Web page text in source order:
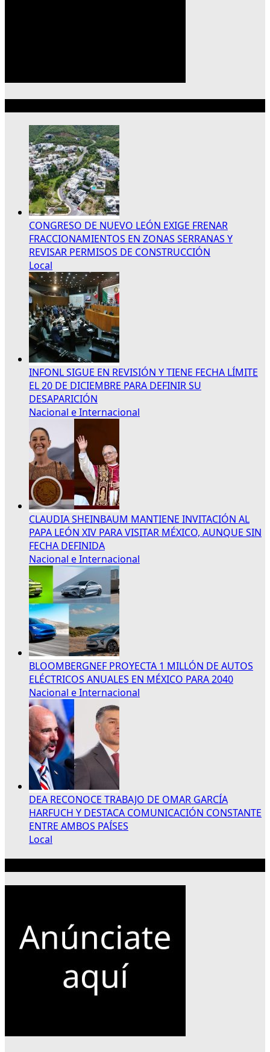
CONGRESO DE NUEVO LEÓN EXIGE FRENAR
FRACCIONAMIENTOS EN ZONAS SERRANAS Y
REVISAR PERMISOS DE CONSTRUCCIÓN
Local
INFONL SIGUE EN REVISIÓN Y TIENE FECHA LÍMITE
EL 20 DE DICIEMBRE PARA DEFINIR SU
DESAPARICIÓN
Nacional e Internacional
CLAUDIA SHEINBAUM MANTIENE INVITACIÓN AL
PAPA LEÓN XIV PARA VISITAR MÉXICO, AUNQUE SIN
FECHA DEFINIDA
Nacional e Internacional
BLOOMBERGNEF PROYECTA 1 MILLÓN DE AUTOS
ELÉCTRICOS ANUALES EN MÉXICO PARA 2040
Nacional e Internacional
DEA RECONOCE TRABAJO DE OMAR GARCÍA
HARFUCH Y DESTACA COMUNICACIÓN CONSTANTE
ENTRE AMBOS PAÍSES
Local